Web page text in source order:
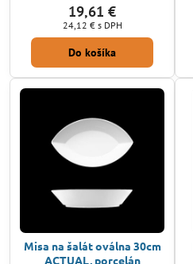
19,61 €
24,12 € s DPH
Do košíka
Misa na šalát oválna 30cm
ACTUAL, porcelán